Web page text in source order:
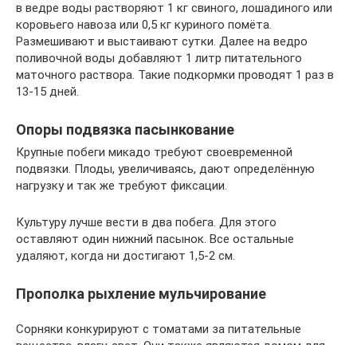
в ведре воды растворяют 1 кг свиного, лошадиного или
коровьего навоза или 0,5 кг куриного помёта.
Размешивают и выстаивают сутки. Далее на ведро
поливочной воды добавляют 1 литр питательного
маточного раствора. Такие подкормки проводят 1 раз в
13-15 дней.
Опоры подвязка пасынкование
Крупные побеги микадо требуют своевременной
подвязки. Плоды, увеличиваясь, дают определённую
нагрузку и так же требуют фиксации.
Культуру лучше вести в два побега. Для этого
оставляют один нижний пасынок. Все остальные
удаляют, когда ни достигают 1,5-2 см.
Прополка рыхление мульчирование
Сорняки конкурируют с томатами за питательные